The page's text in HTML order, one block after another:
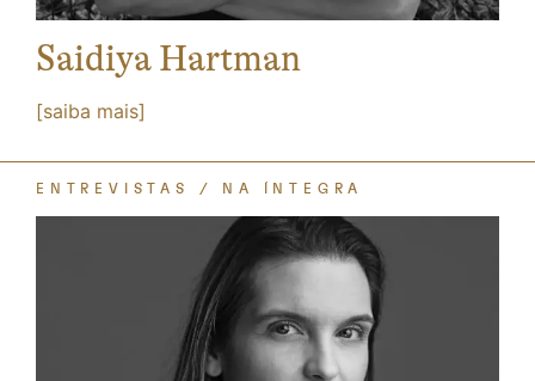
Saidiya Hartman
[saiba mais]
ENTREVISTAS NA ÍNTEGRA